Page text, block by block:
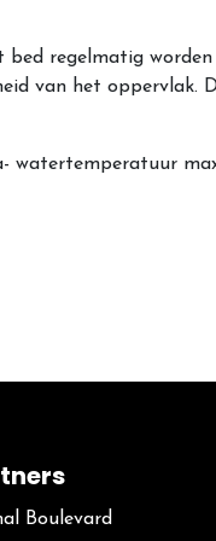
bed regelmatig
van het oppervlak.
watertemperatuur
Boulevard